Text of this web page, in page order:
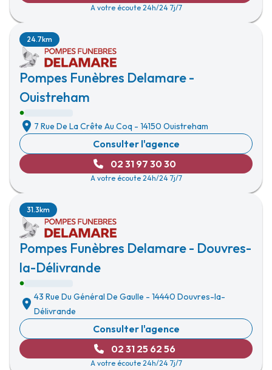
A votre écoute 24h/24 7j/7
Pompes Funèbres Delamare -
Ouistreham
24.7km
7 Rue De La Crête Au Coq - 14150 Ouistreham
Consulter l'agence
02 31 97 30 30
A votre écoute 24h/24 7j/7
Pompes Funèbres Delamare - Douvres-
la-Délivrande
31.3km
43 Rue Du Général De Gaulle - 14440 Douvres-la-
Délivrande
Consulter l'agence
02 31 25 62 56
A votre écoute 24h/24 7j/7